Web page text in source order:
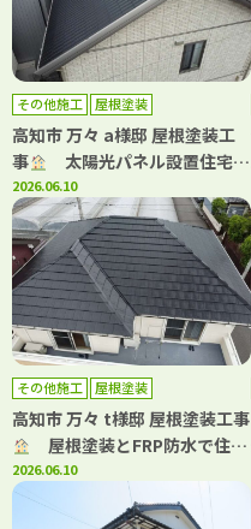
その他施工 屋根塗装
高知市 万々 a様邸 屋根塗装工
事
太陽光パネル設置住宅の
屋根塗装｜高耐候仕様で長持ち
する屋根へ！
2026.06.10
その他施工 屋根塗装
高知市 万々 t様邸 屋根塗装工事
屋根塗装とFRP防水で住ま
いをメンテナンス！
2026.06.10